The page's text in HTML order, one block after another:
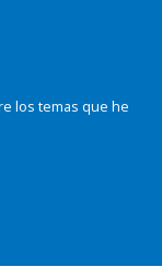
los temas que he